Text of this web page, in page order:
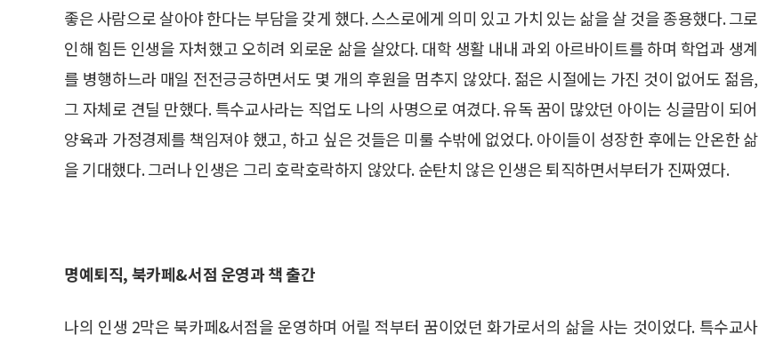
좋은 사람으로 살아야 한다는 부담을 갖게 했다. 스스로에게 의미 있고 가치 있는 삶을 살 것을 종용했다. 그로
인해 힘든 인생을 자처했고 오히려 외로운 삶을 살았다. 대학 생활 내내 과외 아르바이트를 하며 학업과 생계
를 병행하느라 매일 전전긍긍하면서도 몇 개의 후원을 멈추지 않았다. 젊은 시절에는 가진 것이 없어도 젊음,
그 자체로 견딜 만했다. 특수교사라는 직업도 나의 사명으로 여겼다. 유독 꿈이 많았던 아이는 싱글맘이 되어
양육과 가정경제를 책임져야 했고, 하고 싶은 것들은 미룰 수밖에 없었다. 아이들이 성장한 후에는 안온한 삶
을 기대했다. 그러나 인생은 그리 호락호락하지 않았다. 순탄치 않은 인생은 퇴직하면서부터가 진짜였다.
명예퇴직, 북카페&서점 운영과 책 출간
나의 인생 2막은 북카페&서점을 운영하며 어릴 적부터 꿈이었던 화가로서의 삶을 사는 것이었다. 특수교사